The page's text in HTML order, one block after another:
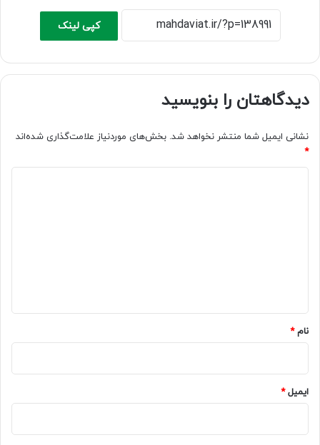
کپی لینک
دیدگاهتان را بنویسید
نشانی ایمیل شما منتشر نخواهد شد. بخش‌های موردنیاز علامت‌گذاری شده‌اند
*
نام*
ایمیل*